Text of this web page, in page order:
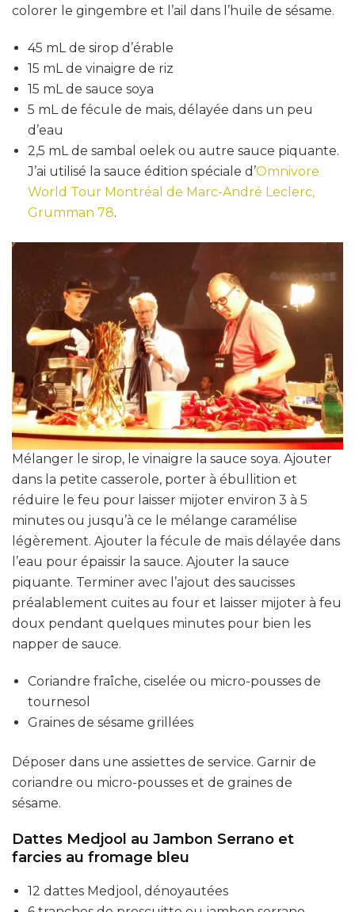
colorer le gingembre et l’ail dans l’huile de sésame.
45 mL de sirop d’érable
15 mL de vinaigre de riz
15 mL de sauce soya
5 mL de fécule de mais, délayée dans un peu
d’eau
2,5 mL de sambal oelek ou autre sauce piquante.
J’ai utilisé la sauce édition spéciale d’Omnivore
World Tour Montréal de Marc-André Leclerc,
Grumman 78.
Mélanger le sirop, le vinaigre la sauce soya. Ajouter
dans la petite casserole, porter à ébullition et
réduire le feu pour laisser mijoter environ 3 à 5
minutes ou jusqu’à ce le mélange caramélise
légèrement. Ajouter la fécule de maïs délayée dans
l’eau pour épaissir la sauce. Ajouter la sauce
piquante. Terminer avec l’ajout des saucisses
préalablement cuites au four et laisser mijoter à feu
doux pendant quelques minutes pour bien les
napper de sauce.
Coriandre fraîche, ciselée ou micro-pousses de
tournesol
Graines de sésame grillées
Déposer dans une assiettes de service. Garnir de
coriandre ou micro-pousses et de graines de
sésame.
Dattes Medjool au Jambon Serrano et
farcies au fromage bleu
12 dattes Medjool, dénoyautées